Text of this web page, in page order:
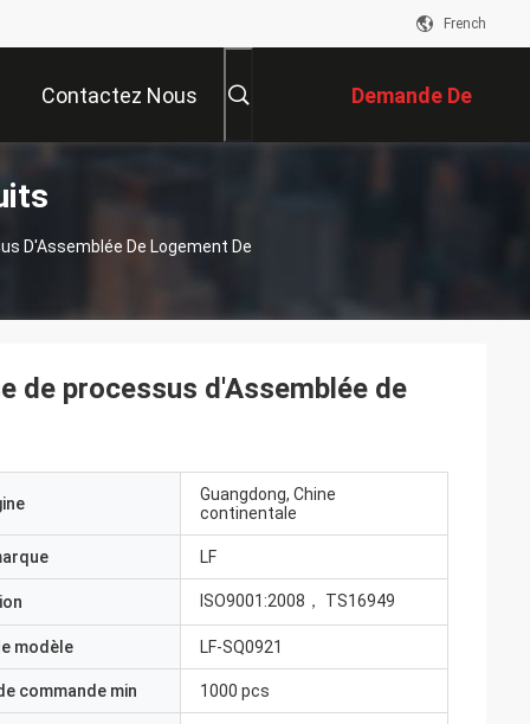
French
Contactez Nous Demande De
Soumission
D'Assemblée De Logement De
de processus d'Assemblée de
Guangdong, Chine
continentale
LF
ISO9001:2008， TS16949
modèle LF-SQ0921
commande min 1000 pcs